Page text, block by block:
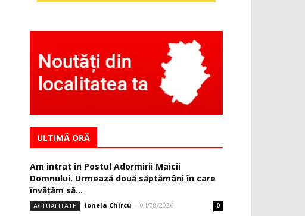
ULTIMĂ ORĂ
Am intrat în Postul Adormirii Maicii
Domnului. Urmează două săptămâni în care
învăţăm să...
ACTUALITATE Ionela Chircu - 04/08/2026 0